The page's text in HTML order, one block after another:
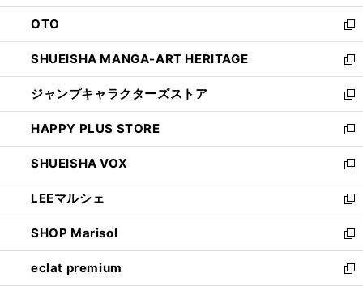
ウ
で
開
く
ン
ド
ウ
で
開
く
OTO
新
し
い
ウ
ィ
ン
ド
ウ
で
開
く
SHUEISHA MANGA-ART HERITAGE
新
し
い
ウ
ィ
ン
ド
ウ
で
開
く
ジャンプキャラクターズストア
新
し
い
ウ
ィ
ン
ド
ウ
で
開
く
HAPPY PLUS STORE
新
し
い
ウ
ィ
ン
ド
ウ
で
SHUEISHA VOX
新
し
い
ウ
ィ
ン
ド
LEEマルシェ
新
し
い
ウ
ィ
SHOP Marisol
新
し
い
eclat premium
新